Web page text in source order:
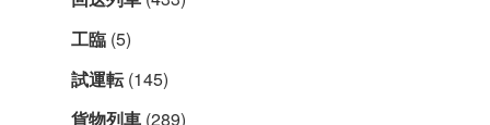
工臨 (5)
試運転(145)
貨物列車 (289)